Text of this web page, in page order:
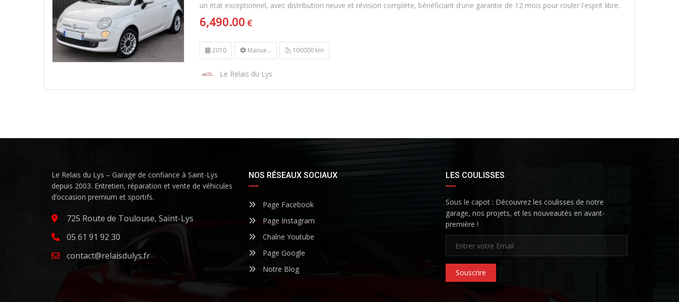
un état exceptionnel, avec distribution neuve et révision complète, bénéficiant d'une garantie de 12 mois pour rouler l'esprit libre.
6,490.00 €
2010 Manue... 100000 km
Le Relais du Lys
Le Relais du Lys – Garage de confiance à Saint-Lys
depuis 2003. Entretien, réparation et vente de véhicules
d’occasion premium et sportifs.
725 Route de Toulouse, Saint-Lys
05 61 91 92 30
contact@relaisdulys.fr
NOS RÉSEAUX SOCIAUX
Page Facebook
Page Instagram
Chaîne Youtube
Page Google
Notre Blog
LES COULISSES
Sous le capot : Découvrez les coulisses de notre
garage, nos projets, et les nouveautés en avant-
première !
Souscrire